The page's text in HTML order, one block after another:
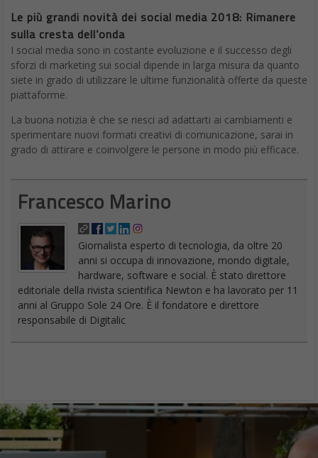
Le più grandi novità dei social media 2018: Rimanere
sulla cresta dell’onda
I social media sono in costante evoluzione e il successo degli
sforzi di marketing sui social dipende in larga misura da quanto
siete in grado di utilizzare le ultime funzionalità offerte da queste
piattaforme.
La buona notizia è che se riesci ad adattarti ai cambiamenti e
sperimentare nuovi formati creativi di comunicazione, sarai in
grado di attirare e coinvolgere le persone in modo più efficace.
Francesco Marino
Giornalista esperto di tecnologia, da oltre 20
anni si occupa di innovazione, mondo digitale,
hardware, software e social. È stato direttore
editoriale della rivista scientifica Newton e ha lavorato per 11
anni al Gruppo Sole 24 Ore. È il fondatore e direttore
responsabile di Digitalic